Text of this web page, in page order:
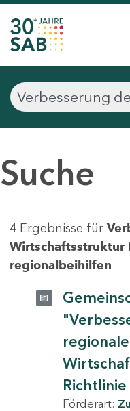
Suche
4 Ergebnisse für
Wirtschaftsstruktur
regionalbeihilfen
Richtlinie
Förderart: